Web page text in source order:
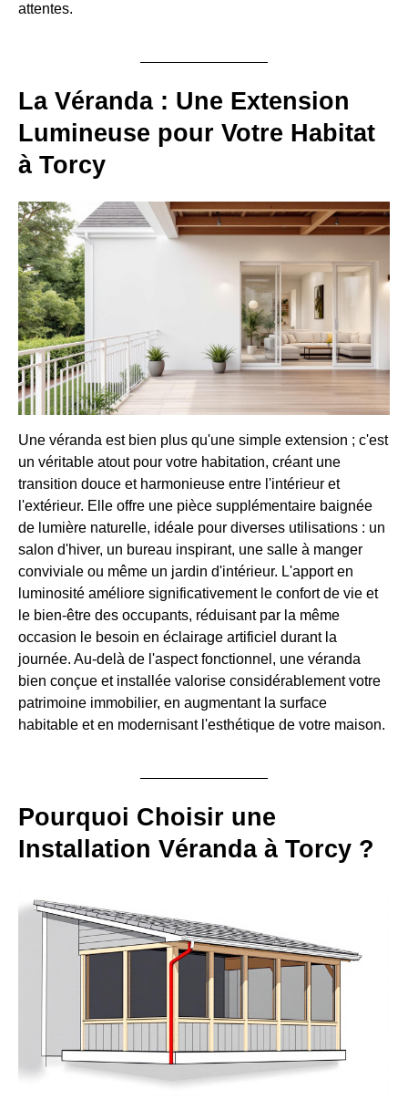
attentes.
La Véranda : Une Extension
Lumineuse pour Votre Habitat
à Torcy
Une véranda est bien plus qu'une simple extension ; c'est
un véritable atout pour votre habitation, créant une
transition douce et harmonieuse entre l'intérieur et
l'extérieur. Elle offre une pièce supplémentaire baignée
de lumière naturelle, idéale pour diverses utilisations : un
salon d'hiver, un bureau inspirant, une salle à manger
conviviale ou même un jardin d'intérieur. L'apport en
luminosité améliore significativement le confort de vie et
le bien-être des occupants, réduisant par la même
occasion le besoin en éclairage artificiel durant la
journée. Au-delà de l'aspect fonctionnel, une véranda
bien conçue et installée valorise considérablement votre
patrimoine immobilier, en augmentant la surface
habitable et en modernisant l'esthétique de votre maison.
Pourquoi Choisir une
Installation Véranda à Torcy ?